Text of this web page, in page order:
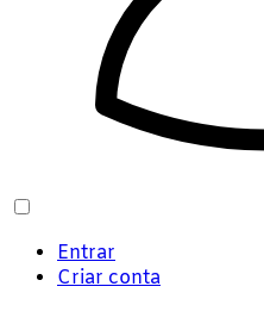
Entrar
Criar conta